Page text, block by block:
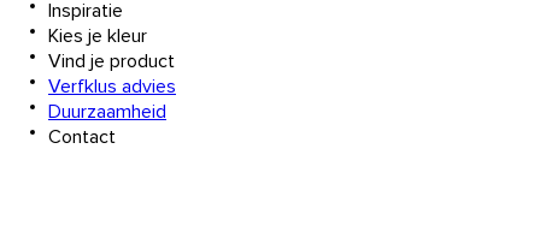
Inspiratie
Kies je kleur
Vind je product
Verfklus advies
Duurzaamheid
Contact